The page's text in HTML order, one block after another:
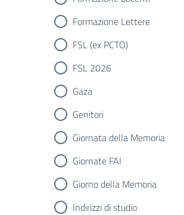
Formazione Lettere
FSL (ex PCTO)
FSL 2026
Gaza
Genitori
Giornata della Memoria
Giornate FAI
Giorno della Memoria
Indirizzi di studio